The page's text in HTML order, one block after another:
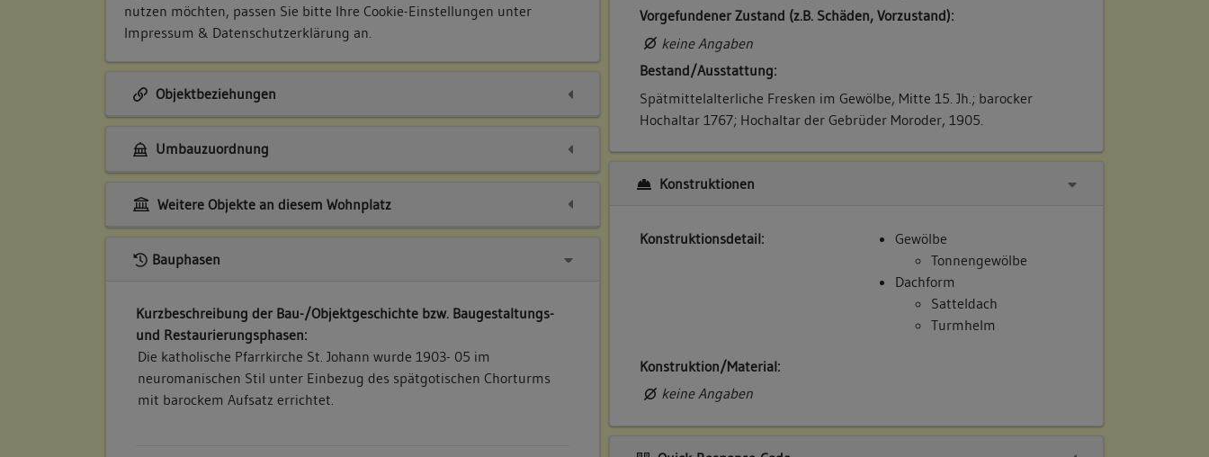
nutzen möchten, passen Sie bitte Ihre Cookie-Einstellungen unter
Impressum & Datenschutzerklärung an.
Objektbeziehungen
Umbauzuordnung
Weitere Objekte an diesem Wohnplatz
Bauphasen
Kurzbeschreibung der Bau-/Objektgeschichte bzw. Baugestaltungs-
und Restaurierungsphasen:
Die katholische Pfarrkirche St. Johann wurde 1903- 05 im
neuromanischen Stil unter Einbezug des spätgotischen Chorturms
mit barockem Aufsatz errichtet.
Vorgefundener Zustand (z.B. Schäden, Vorzustand):
keine Angaben
Bestand/Ausstattung:
Spätmittelalterliche Fresken im Gewölbe, Mitte 15. Jh.; barocker
Hochaltar 1767; Hochaltar der Gebrüder Moroder, 1905.
Konstruktionen
Konstruktionsdetail:
Gewölbe
Tonnengewölbe
Dachform
Satteldach
Turmhelm
Konstruktion/Material:
keine Angaben